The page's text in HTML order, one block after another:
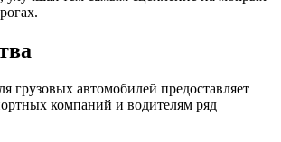
грузовых автомобилей предоставляет
компаний и водителям ряд